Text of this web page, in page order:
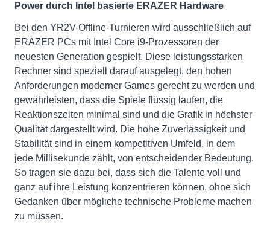
Power durch Intel basierte ERAZER Hardware
Bei den YR2V-Offline-Turnieren wird ausschließlich auf
ERAZER PCs mit Intel Core i9-Prozessoren der
neuesten Generation gespielt. Diese leistungsstarken
Rechner sind speziell darauf ausgelegt, den hohen
Anforderungen moderner Games gerecht zu werden und
gewährleisten, dass die Spiele flüssig laufen, die
Reaktionszeiten minimal sind und die Grafik in höchster
Qualität dargestellt wird. Die hohe Zuverlässigkeit und
Stabilität sind in einem kompetitiven Umfeld, in dem
jede Millisekunde zählt, von entscheidender Bedeutung.
So tragen sie dazu bei, dass sich die Talente voll und
ganz auf ihre Leistung konzentrieren können, ohne sich
Gedanken über mögliche technische Probleme machen
zu müssen.